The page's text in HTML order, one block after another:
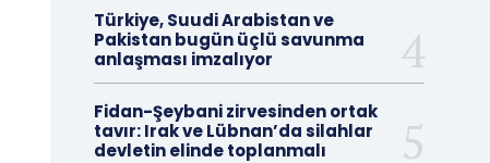
Türkiye, Suudi Arabistan ve
Pakistan bugün üçlü savunma
anlaşması imzalıyor
Fidan-Şeybani zirvesinden ortak
tavır: Irak ve Lübnan’da silahlar
devletin elinde toplanmalı